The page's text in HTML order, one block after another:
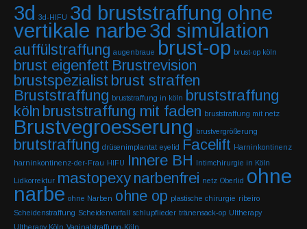
3d 3d-HIFU 3d bruststraffung ohne
vertikale narbe3d simulation
auffülstraffung augenbraue brust-op brust-op köln
brust eigenfett Brustrevision
brustspezialist brust straffen
Bruststraffung bruststraffung in köln bruststraffung
köln bruststraffung mit faden bruststraffung mit netz
Brustvegroesserung brustvergrößerung
brutstraffung drüsenimplantat eyelid Facelift Harninkontinenz
harninkontinenz-der-Frau HIFU Innere BH Intimchirurgie in Köln
Lidkorrektur mastopexy narbenfrei netz Oberlid ohne
narbe ohne Narben ohne op plastische chirurgie ribeiro
Scheidenstraffung Scheidenvorfall schlupflieder tränensack-op Ultherapy
Ultherapy Köln Vaginalstraffung-Köln